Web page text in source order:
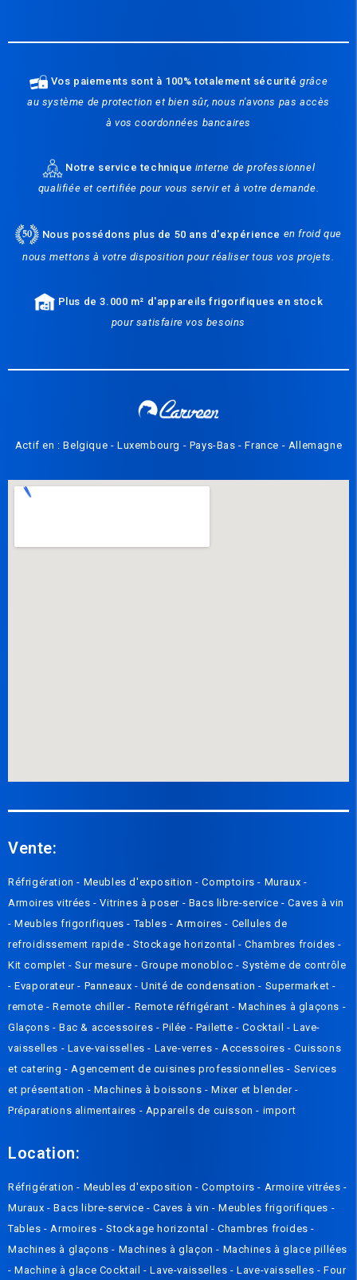
Vos paiements sont à 100% totalement sécuritégrâce
au système de protection et bien sûr, nous n'avons pas accès
à vos coordonnées bancaires
Notre service technique interne de professionnel
qualifiée et certifiée pour vous servir et à votre demande.
Nous possédons plus de 50 ans d'expérience en froid que
nous mettons à votre disposition pour réaliser tous vos projets.
Plus de 3.000 m² d'appareils frigorifiques en stock
pour satisfaire vos besoins
Actif en : Belgique - Luxembourg - Pays-Bas - France - Allemagne
Vente:
Réfrigération - Meubles d'exposition -Comptoirs- Muraux -
Armoires vitrées-Vitrines à poser - Bacs libre-service-Caves à vin
-Meubles frigorifiques-Tables -Armoires- Cellules de
refroidissement rapide -Stockage horizontal-Chambres froides-
Kit complet-Sur mesure-Groupe monobloc -Système de contrôle
-Evaporateur- Panneaux-Unité de condensation- Supermarket -
remote-Remote chiller- Remote réfrigérant-Machines à glaçons -
Glaçons -Bac & accessoires -Pilée - Pailette-Cocktail -Lave-
vaisselles - Lave-vaisselles- Lave-verres -Accessoires-Cuissons
et catering-Agencement de cuisines professionnelles- Services
et présentation - Machines à boissons -Mixer et blender-
Préparations alimentaires - Appareils de cuisson- import
Location:
Réfrigération- Meubles d'exposition-Comptoirs- Armoire vitrées-
Muraux-Bacs libre-service -Caves à vin-Meubles frigorifiques -
Tables-Armoires -Stockage horizontal-Chambres froides-
Machines à glaçons- Machines à glaçon- Machines à glace pillées
-Machine à glace Cocktail-Lave-vaisselles-Lave-vaisselles -Four